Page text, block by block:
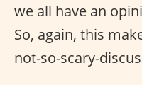
we all have an
So, again, this
not-so-scary-